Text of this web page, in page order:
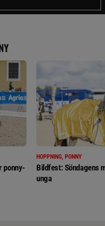
ponny-
HOPPNING, PONNY
Bildfest: Söndagens
unga